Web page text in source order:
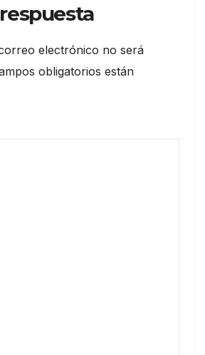
electrónico no será
obligatorios están